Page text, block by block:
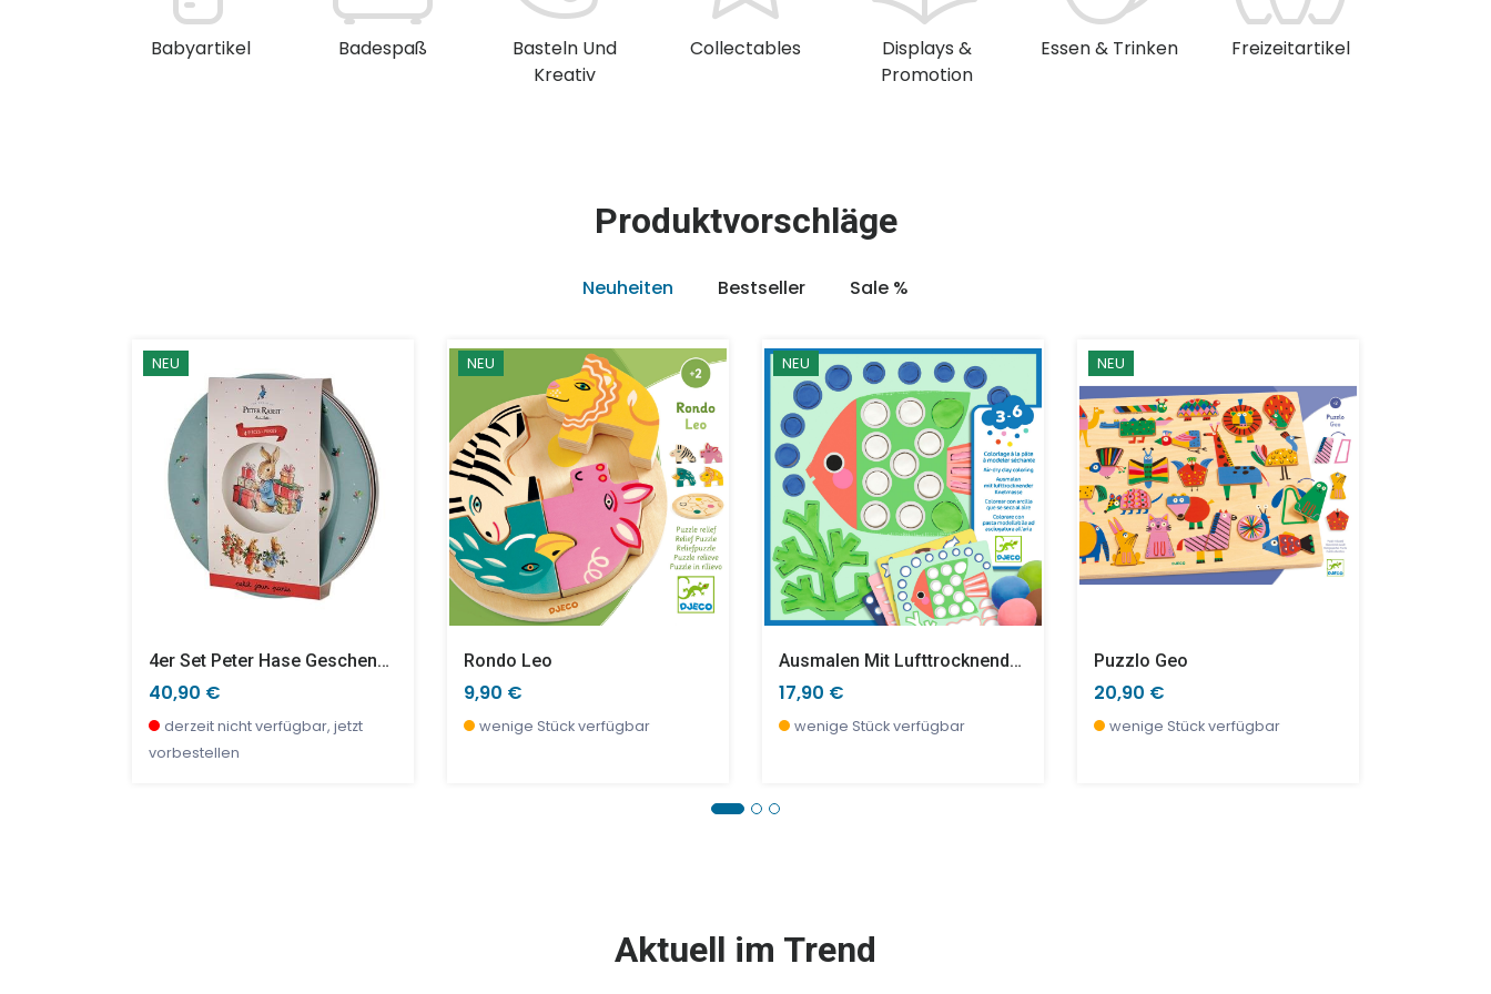
Babyartikel Badespaß
Basteln Und
Kreativ
Collectables
Displays &
Promotion
Essen & Trinken Freizeitartikel
Produktvorschläge
Neuheiten Bestseller Sale %
NEU
4er Set Peter Hase Geschenkset Dessertteller XMas
40,90 €
derzeit nicht verfügbar, jetzt
vorbestellen
NEU
Rondo Leo
9,90 €
wenige Stück verfügbar
NEU
Ausmalen Mit Lufttrocknender Knetmasse – Schelmische Meeresfreunde
17,90 €
wenige Stück verfügbar
NEU
Puzzlo Geo
20,90 €
wenige Stück verfügbar
Aktuell im Trend